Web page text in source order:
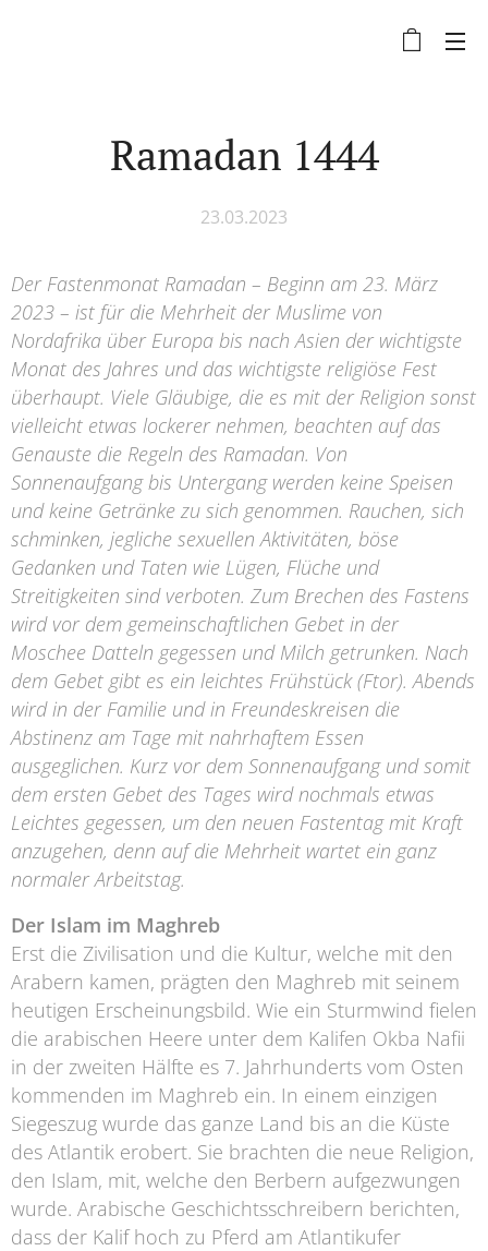
Ramadan 1444
23.03.2023
Der Fastenmonat Ramadan – Beginn am 23. März
2023 – ist für die Mehrheit der Muslime von
Nordafrika über Europa bis nach Asien der wichtigste
Monat des Jahres und das wichtigste religiöse Fest
überhaupt. Viele Gläubige, die es mit der Religion sonst
vielleicht etwas lockerer nehmen, beachten auf das
Genauste die Regeln des Ramadan. Von
Sonnenaufgang bis Untergang werden keine Speisen
und keine Getränke zu sich genommen. Rauchen, sich
schminken, jegliche sexuellen Aktivitäten, böse
Gedanken und Taten wie Lügen, Flüche und
Streitigkeiten sind verboten. Zum Brechen des Fastens
wird vor dem gemeinschaftlichen Gebet in der
Moschee Datteln gegessen und Milch getrunken. Nach
dem Gebet gibt es ein leichtes Frühstück (Ftor). Abends
wird in der Familie und in Freundeskreisen die
Abstinenz am Tage mit nahrhaftem Essen
ausgeglichen. Kurz vor dem Sonnenaufgang und somit
dem ersten Gebet des Tages wird nochmals etwas
Leichtes gegessen, um den neuen Fastentag mit Kraft
anzugehen, denn auf die Mehrheit wartet ein ganz
normaler Arbeitstag.
Der Islam im Maghreb
Erst die Zivilisation und die Kultur, welche mit den
Arabern kamen, prägten den Maghreb mit seinem
heutigen Erscheinungsbild. Wie ein Sturmwind fielen
die arabischen Heere unter dem Kalifen Okba Nafii
in der zweiten Hälfte es 7. Jahrhunderts vom Osten
kommenden im Maghreb ein. In einem einzigen
Siegeszug wurde das ganze Land bis an die Küste
des Atlantik erobert. Sie brachten die neue Religion,
den Islam, mit, welche den Berbern aufgezwungen
wurde. Arabische Geschichtsschreibern berichten,
dass der Kalif hoch zu Pferd am Atlantikufer